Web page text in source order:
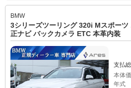
BMW
3シリーズツーリング 320i Mスポー
正ナビ バックカメラ ETC 本革内装
支払
本体
年式